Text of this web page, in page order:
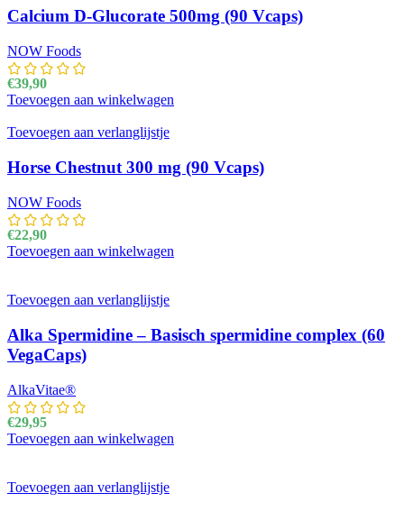
Calcium D-Glucorate 500mg (90 Vcaps)
NOW Foods
€39,90
Toevoegen aan winkelwagen
Toevoegen aan verlanglijstje
Horse Chestnut 300 mg (90 Vcaps)
NOW Foods
€22,90
Toevoegen aan winkelwagen
Toevoegen aan verlanglijstje
Alka Spermidine – Basisch spermidine complex (60
VegaCaps)
AlkaVitae®
€29,95
Toevoegen aan winkelwagen
Toevoegen aan verlanglijstje